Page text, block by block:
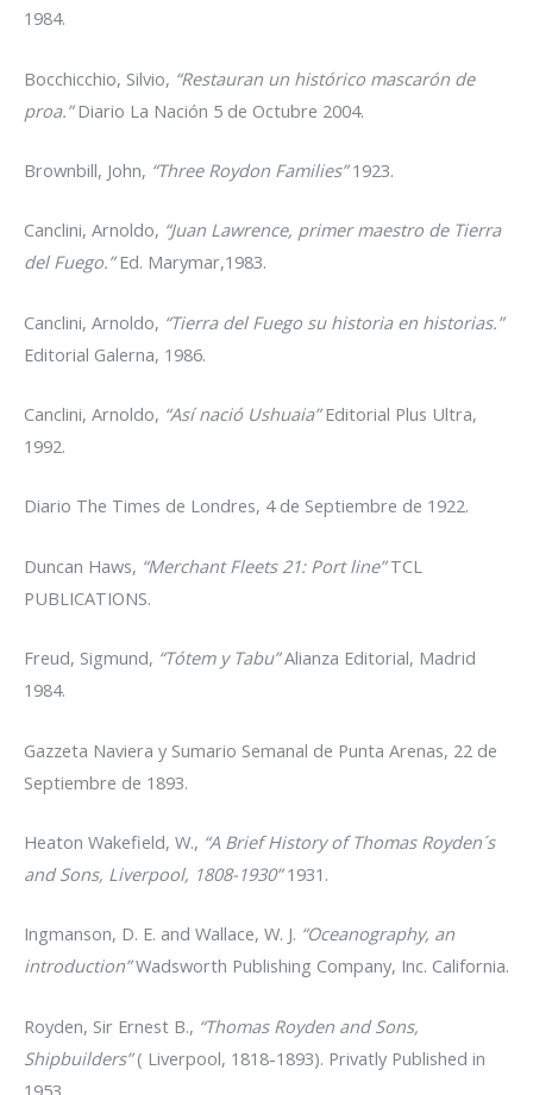
1984.
Bocchicchio, Silvio, “Restauran un histórico mascarón de
proa.”Diario La Nación 5 de Octubre 2004.
Brownbill, John, “Three Roydon Families”1923.
Canclini, Arnoldo, “Juan Lawrence, primer maestro de Tierra
del Fuego.”Ed. Marymar,1983.
Canclini, Arnoldo, “Tierra del Fuego su historia en historias.”
Editorial Galerna, 1986.
Canclini, Arnoldo, “Así nació Ushuaia”Editorial Plus Ultra,
1992.
Diario The Times de Londres, 4 de Septiembre de 1922.
Duncan Haws, “Merchant Fleets 21: Port line”TCL
PUBLICATIONS.
Freud, Sigmund, “Tótem y Tabu”Alianza Editorial, Madrid
1984.
Gazzeta Naviera y Sumario Semanal de Punta Arenas, 22 de
Septiembre de 1893.
Heaton Wakefield, W., “A Brief History of Thomas Royden´s
and Sons, Liverpool, 1808-1930”1931.
Ingmanson, D. E. and Wallace, W. J. “Oceanography, an
introduction”Wadsworth Publishing Company, Inc. California.
Royden, Sir Ernest B., “Thomas Royden and Sons,
Shipbuilders”( Liverpool, 1818-1893). Privatly Published in
1953.